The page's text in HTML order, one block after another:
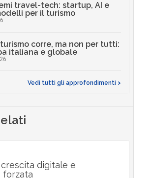
travel-tech: startup, AI e
per il turismo
turismo corre, ma non per tutti:
italiana e globale
Vedi tutti gli approfondimenti >
digitale e
forzata